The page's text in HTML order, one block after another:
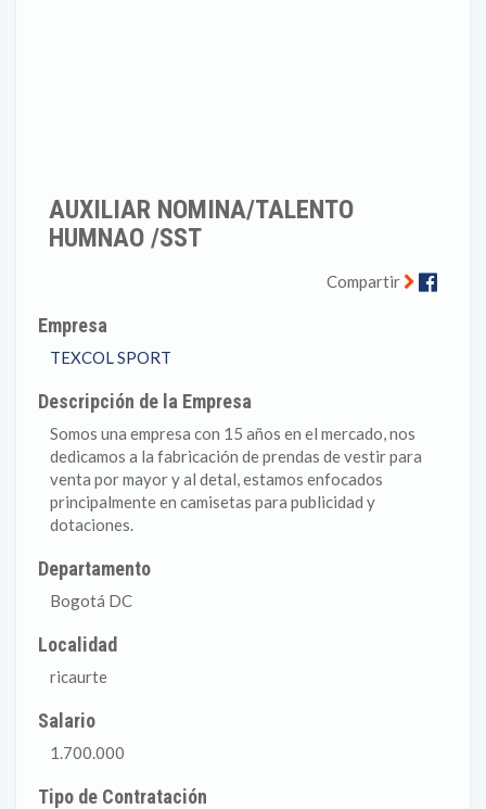
AUXILIAR NOMINA/TALENTO
HUMNAO /SST
Compartir
Empresa
TEXCOL SPORT
Descripción de la Empresa
Somos una empresa con 15 años en el mercado, nos
dedicamos a la fabricación de prendas de vestir para
venta por mayor y al detal, estamos enfocados
principalmente en camisetas para publicidad y
dotaciones.
Departamento
Bogotá DC
Localidad
ricaurte
Salario
1.700.000
Tipo de Contratación